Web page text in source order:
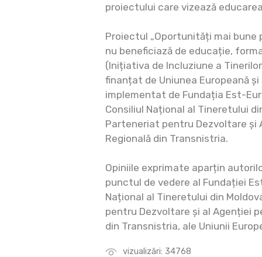
vizualizări: 34768
proiectului care vizează
Proiectul „Oportunități mai
nu beneficiază de educație,
(Inițiativa de Incluziune a
finanțat de Uniunea Europeană
implementat de Fundația Est-
Consiliul Național al Tineretului
Parteneriat pentru Dezvoltare și
Regională din Transnistria.
Opiniile exprimate aparțin
punctul de vedere al Fundației
Național al Tineretului din
pentru Dezvoltare și al Agenției
din Transnistria, ale Uniunii